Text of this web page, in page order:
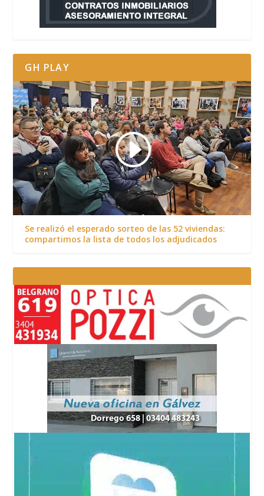
GH PLAY
Se realizó el esperado sorteo de las 52 viviendas:
compartimos la lista de todos los adjudicados